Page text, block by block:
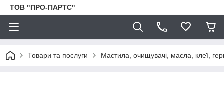
ТОВ "ПРО-ПАРТС"
Товари та послуги Мастила, очищувачі, масла, клеї,